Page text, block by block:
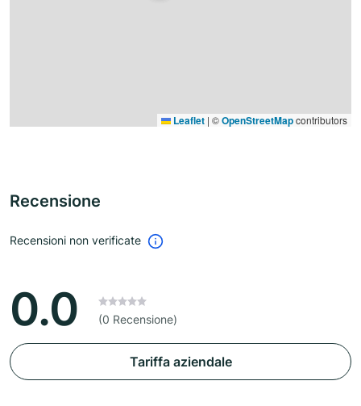
Leaflet | ©OpenStreetMapcontributors
Recensione
Recensioni non verificate
0.0 (0 Recensione)
Tariffa aziendale